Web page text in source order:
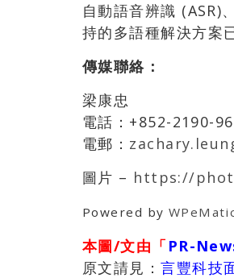
自動語音辨識 (ASR)
持的多語種解決方案
傳媒聯絡：
梁康忠
電話：+852-2190-
電郵：
圖片 – https://
Powered by
本圖/文由「 PR-
原文請見：言豐科技